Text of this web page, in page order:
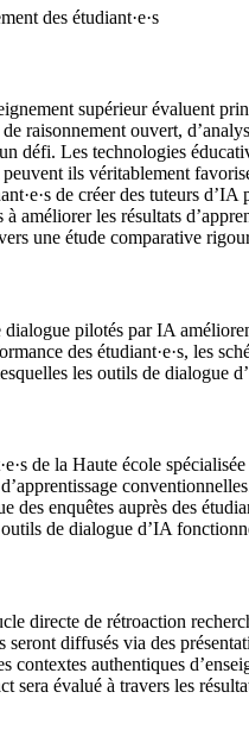
des étudiant·e·s
supérieur évaluent
raisonnement ouvert,
défi. Les technologies
ils véritablement
de créer des tuteurs
améliorer les résultats
une étude comparative
pilotés par IA
des étudiant·e·s, les
les outils de dialogue
de la Haute école
des enquêtes auprès des
de dialogue d’IA
directe de rétroaction
diffusés via des
contextes authentiques
sera évalué à travers les